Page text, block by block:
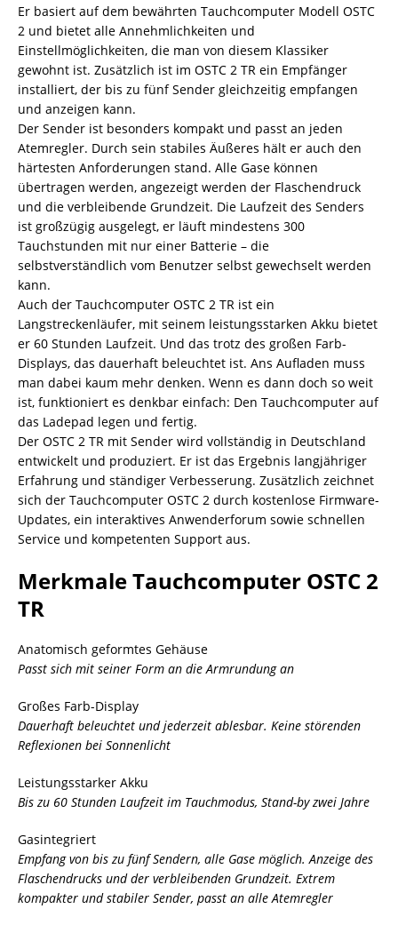
Er basiert auf dem bewährten Tauchcomputer Modell OSTC
2 und bietet alle Annehmlichkeiten und
Einstellmöglichkeiten, die man von diesem Klassiker
gewohnt ist. Zusätzlich ist im OSTC 2 TR ein Empfänger
installiert, der bis zu fünf Sender gleichzeitig empfangen
und anzeigen kann.
Der Sender ist besonders kompakt und passt an jeden
Atemregler. Durch sein stabiles Äußeres hält er auch den
härtesten Anforderungen stand. Alle Gase können
übertragen werden, angezeigt werden der Flaschendruck
und die verbleibende Grundzeit. Die Laufzeit des Senders
ist großzügig ausgelegt, er läuft mindestens 300
Tauchstunden mit nur einer Batterie – die
selbstverständlich vom Benutzer selbst gewechselt werden
kann.
Auch der Tauchcomputer OSTC 2 TR ist ein
Langstreckenläufer, mit seinem leistungsstarken Akku bietet
er 60 Stunden Laufzeit. Und das trotz des großen Farb-
Displays, das dauerhaft beleuchtet ist. Ans Aufladen muss
man dabei kaum mehr denken. Wenn es dann doch so weit
ist, funktioniert es denkbar einfach: Den Tauchcomputer auf
das Ladepad legen und fertig.
Der OSTC 2 TR mit Sender wird vollständig in Deutschland
entwickelt und produziert. Er ist das Ergebnis langjähriger
Erfahrung und ständiger Verbesserung. Zusätzlich zeichnet
sich der Tauchcomputer OSTC 2 durch kostenlose Firmware-
Updates, ein interaktives Anwenderforum sowie schnellen
Service und kompetenten Support aus.
Merkmale Tauchcomputer OSTC 2
TR
Anatomisch geformtes Gehäuse
Passt sich mit seiner Form an die Armrundung an
Großes Farb-Display
Dauerhaft beleuchtet und jederzeit ablesbar. Keine störenden
Reflexionen bei Sonnenlicht
Leistungsstarker Akku
Bis zu 60 Stunden Laufzeit im Tauchmodus, Stand-by zwei Jahre
Gasintegriert
Empfang von bis zu fünf Sendern, alle Gase möglich. Anzeige des
Flaschendrucks und der verbleibenden Grundzeit. Extrem
kompakter und stabiler Sender, passt an alle Atemregler